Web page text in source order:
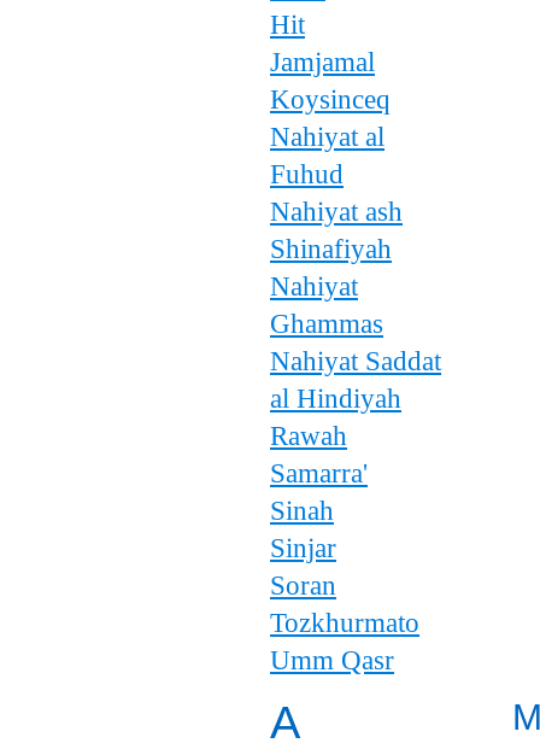
Hit
Jamjamal
Koysinceq
Nahiyat al
Fuhud
Nahiyat ash
Shinafiyah
Nahiyat
Ghammas
Nahiyat Saddat
al Hindiyah
Rawah
Samarra'
Sinah
Sinjar
Soran
Tozkhurmato
Umm Qasr
А